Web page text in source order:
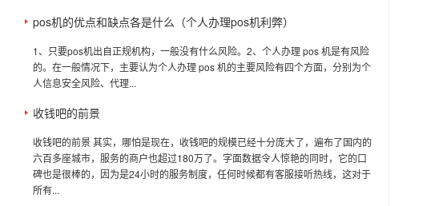
pos机的优点和缺点各是什么（个人办理pos机利弊）
1、只要pos机出自正规机构，一般没有什么风险。2、个人办理 pos 机是有风险
的。在一般情况下，主要认为个人办理 pos 机的主要风险有四个方面，分别为个
人信息安全风险、代理...
收钱吧的前景
收钱吧的前景 其实，哪怕是现在，收钱吧的规模已经十分庞大了，遍布了国内的
六百多座城市，服务的商户也超过180万了。字面数据令人惊艳的同时，它的口
碑也是很棒的，因为是24小时的服务制度，任何时候都有客服接听热线，这对于
所有...